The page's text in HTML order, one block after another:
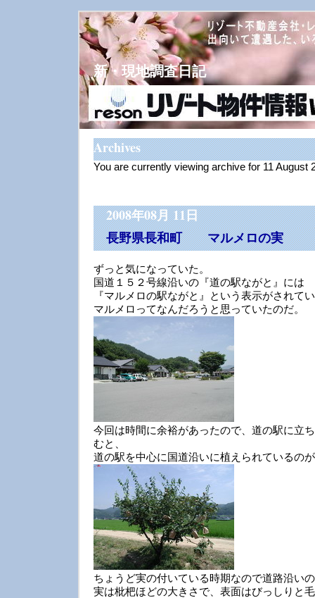
新・現地調査日記
Archives
You are currently viewing archive for 11 August
2008年08月 11日
長野県長和町 マルメロの実
ずっと気になっていた。
国道１５２号線沿いの『道の駅ながと』には
『マルメロの駅ながと』という表示がされて
マルメロってなんだろうと思っていたのだ。
今回は時間に余裕があったので、道の駅に立
むと、
道の駅を中心に国道沿いに植えられているの
ちょうど実の付いている時期なので道路沿い
実は枇杷ほどの大きさで、表面はびっしりと